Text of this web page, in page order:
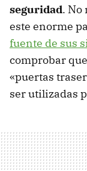
seguridad. No
este enorme
fuente de sus
comprobar
«puertas
ser utilizadas